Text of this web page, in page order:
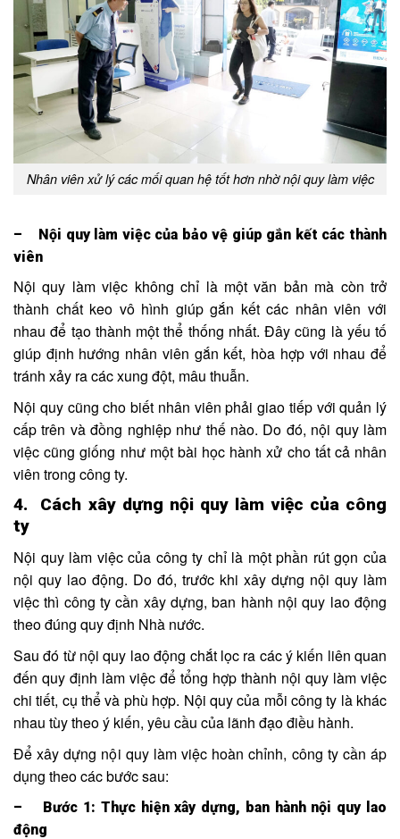
Nhân viên xử lý các mối quan hệ tốt hơn nhờ nội quy làm việc
– Nội quy làm việc của bảo vệ giúp gắn kết các thành
viên
Nội quy làm việc không chỉ là một văn bản mà còn trở
thành chất keo vô hình giúp gắn kết các nhân viên với
nhau để tạo thành một thể thống nhất. Đây cũng là yếu tố
giúp định hướng nhân viên gắn kết, hòa hợp với nhau để
tránh xảy ra các xung đột, mâu thuẫn.
Nội quy cũng cho biết nhân viên phải giao tiếp với quản lý
cấp trên và đồng nghiệp như thế nào. Do đó, nội quy làm
việc cũng giống như một bài học hành xử cho tất cả nhân
viên trong công ty.
4. Cách xây dựng nội quy làm việc của công
ty
Nội quy làm việc của công ty chỉ là một phần rút gọn của
nội quy lao động. Do đó, trước khi xây dựng nội quy làm
việc thì công ty cần xây dựng, ban hành nội quy lao động
theo đúng quy định Nhà nước.
Sau đó từ nội quy lao động chắt lọc ra các ý kiến liên quan
đến quy định làm việc để tổng hợp thành nội quy làm việc
chi tiết, cụ thể và phù hợp. Nội quy của mỗi công ty là khác
nhau tùy theo ý kiến, yêu cầu của lãnh đạo điều hành.
Để xây dựng nội quy làm việc hoàn chỉnh, công ty cần áp
dụng theo các bước sau:
– Bước 1: Thực hiện xây dựng, ban hành nội quy lao
động